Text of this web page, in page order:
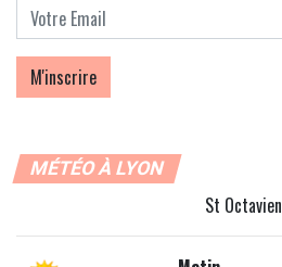
MÉTÉO À LYON
St Octavien